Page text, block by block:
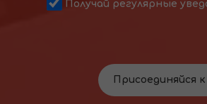
Получай регулярные
Присоединяйся